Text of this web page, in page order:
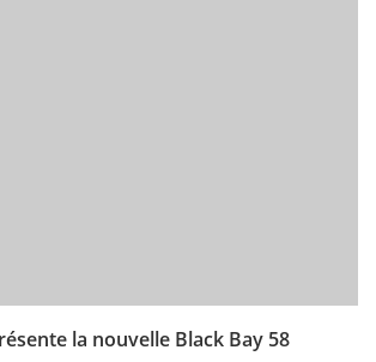
la nouvelle Black Bay 58